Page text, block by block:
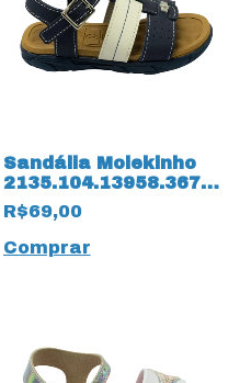
Sandália Molekinho
2135.104.13958.36784
14181 Napa Floter
R$69,00
Comprar